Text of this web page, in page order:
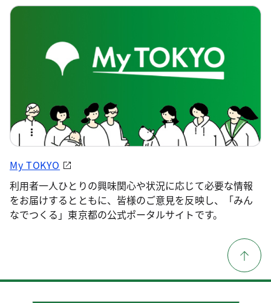
My TOKYO
利用者一人ひとりの興味関心や状況に応じて必要な情報
をお届けするとともに、皆様のご意見を反映し、「みん
なでつくる」東京都の公式ポータルサイトです。